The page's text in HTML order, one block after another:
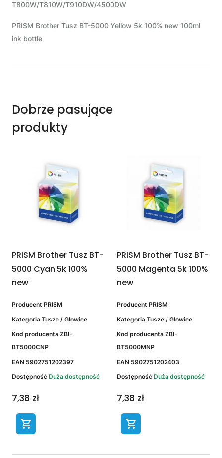
T800W/T810W/T910DW/4500DW
PRISM Brother Tusz BT-5000 Yellow 5k 100% new 100ml
ink bottle
Dobrze pasujące
produkty
PRISM Brother Tusz BT-
5000 Cyan 5k 100%
new
Producent PRISM
Kategoria Tusze / Głowice
Kod producenta ZBI-
BT5000CNP
EAN 5902751202397
Dostępność Duża dostępność
7,38 zł
PRISM Brother Tusz BT-
5000 Magenta 5k 100%
new
Producent PRISM
Kategoria Tusze / Głowice
Kod producenta ZBI-
BT5000MNP
EAN 5902751202403
Dostępność Duża dostępność
7,38 zł